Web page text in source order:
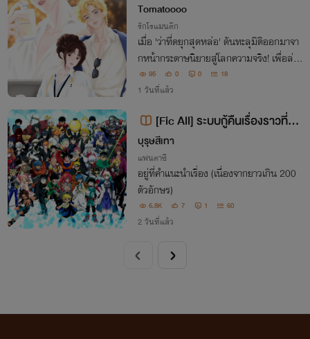
Tomatoooo
รักโรแมนติก
เมื่อ 'ว่าที่ดยุกสุดหล่อ' ดันทะลุมิติออกมาจา
กหน้ากระดาษนิยายสู่โลกความจริง! เพื่อล่า
ท้าฝันการเป็นซุปตาร์ ท่ามกลางอุปสรรคมา
กมายและเวลาที่จำกัดว่าที่ดยุกในนิยายอย่าง
95 0 0 18
1 วันที่แล้ว
[Fic All] ระบบกู้คืนเรื่องราวที่ผิด
เพี้ยน(NC18+)
บุรุษสีเทา
แฟนตาซี
อยู่ที่คำแนะนำเรื่อง (เนื่องจากยาวเกิน 200
ตัวอักษร)
6.8K 7 1 60
2 วันที่แล้ว